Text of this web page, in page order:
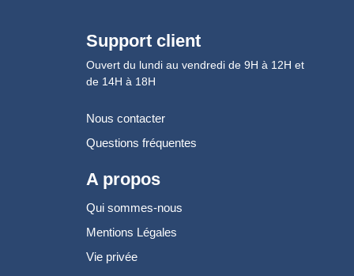
Support client
Ouvert du lundi au vendredi de 9H à 12H et
de 14H à 18H
Nous contacter
Questions fréquentes
A propos
Qui sommes-nous
Mentions Légales
Vie privée